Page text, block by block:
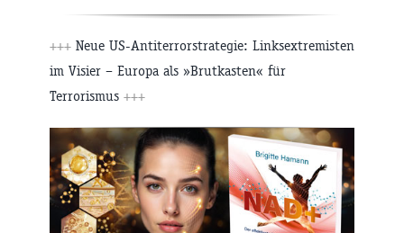
+++ Neue US-Antiterrorstrategie: Linksextremisten
im Visier – Europa als »Brutkasten« für
Terrorismus +++